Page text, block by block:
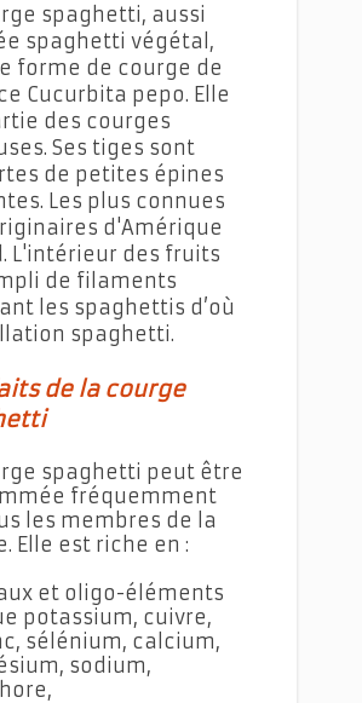
spaghetti, aussi
spaghetti végétal,
forme de courge de
Cucurbita pepo. Elle
des courges
Ses tiges sont
de petites épines
Les plus connues
d'Amérique
L'intérieur des fruits
de filaments
les spaghettis d’où
spaghetti.
de la courge
spaghetti peut être
fréquemment
les membres de la
Elle est riche en :
et oligo-éléments
potassium, cuivre,
sélénium, calcium,
sodium,